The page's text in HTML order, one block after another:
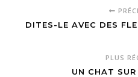
DITES-LE AVEC DES
PLUS
UN CHAT